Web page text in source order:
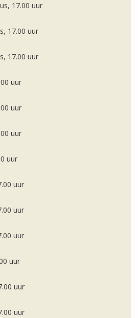
17.00 uur
17.00 uur
17.00 uur
uur
uur
uur
uur
uur
uur
uur
uur
uur
uur